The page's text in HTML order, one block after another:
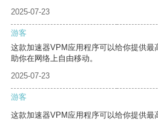
2025-07-23
游客
这款加速器VPM应用程序可以给你提供最
助你在网络上自由移动。
2025-07-23
游客
这款加速器VPM应用程序可以给你提供最